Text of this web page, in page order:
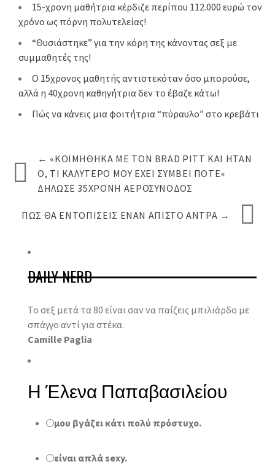
15-χρονη μαθήτρια κέρδιζε περίπου 112.000 ευρώ τον
χρόνο ως πόρνη πολυτελείας!
“Θυσιάστηκε” για την κόρη της κάνοντας σεξ με
συμμαθητές της!
Ο 15χρονος μαθητής αντιστεκόταν όσο μπορούσε,
αλλά η 40χρονη καθηγήτρια δεν το έβαζε κάτω!
Πώς να κάνεις μια φοιτήτρια “πύραυλο” στο κρεβάτι
← «ΚΟΙΜΉΘΗΚΑ ΜΕ ΤΟΝ BRAD PITT ΚΑΙ ΉΤΑΝ
Ό, ΤΙ ΚΑΛΎΤΕΡΟ ΜΟΥ ΈΧΕΙ ΣΥΜΒΕΊ ΠΟΤΈ»
ΔΉΛΩΣΕ 35ΧΡΟΝΗ ΑΕΡΟΣΥΝΟΔΌΣ
ΠΩΣ ΘΑ ΕΝΤΟΠΊΣΕΙΣ ΈΝΑΝ ΆΠΙΣΤΟ ΆΝΤΡΑ →
DAILY NERD
Το σεξ μετά τα 80 είναι σαν να παίζεις μπιλιάρδο με
σπάγγο αντί για στέκα.
Camille Paglia
Η Έλενα Παπαβασιλείου
μου βγάζει κάτι πολύ πρόστυχο.
είναι απλά sexy.